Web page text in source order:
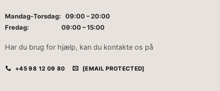
Mandag-Torsdag: 09:00 – 20:00
Fredag: 09:00 – 15:00
Har du brug for hjælp, kan du kontakte os på
+45 98 12 09 80 [EMAIL PROTECTED]